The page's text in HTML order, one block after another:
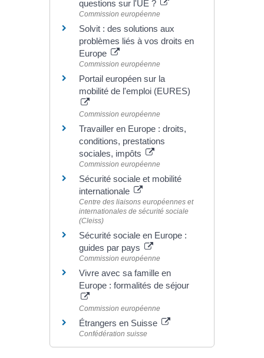
questions sur l'UE ?
Commission européenne
Solvit : des solutions aux
problèmes liés à vos droits en
Europe
Commission européenne
Portail européen sur la
mobilité de l'emploi (EURES)
Commission européenne
Travailler en Europe : droits,
conditions, prestations
sociales, impôts
Commission européenne
Sécurité sociale et mobilité
internationale
Centre des liaisons européennes et
internationales de sécurité sociale
(Cleiss)
Sécurité sociale en Europe :
guides par pays
Commission européenne
Vivre avec sa famille en
Europe : formalités de séjour
Commission européenne
Étrangers en Suisse
Confédération suisse